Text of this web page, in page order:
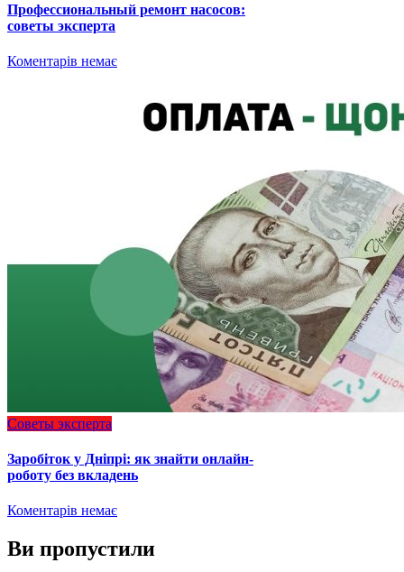
Профессиональный ремонт насосов:
советы эксперта
Коментарів немає
Советы эксперта
Заробіток у Дніпрі: як знайти онлайн-
роботу без вкладень
Коментарів немає
Ви пропустили